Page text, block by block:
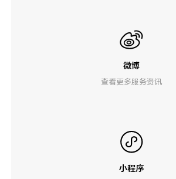
微博
查看更多服务资讯
小程序